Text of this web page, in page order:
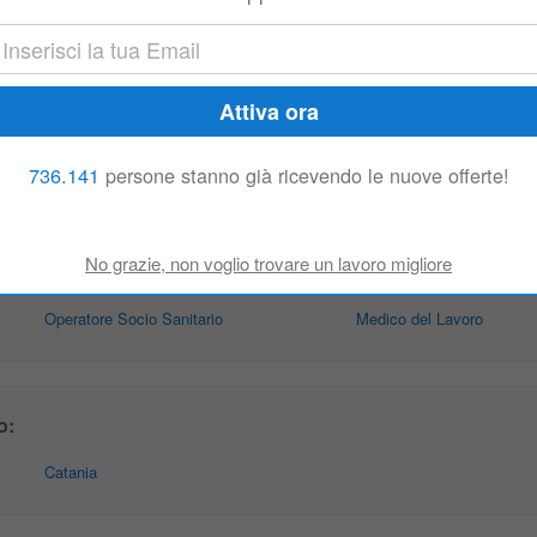
di: • Gestire e supervisionare l'intero ciclo produttivo, dal ricevimento...
Informatore Scientifico
Operatore Socio Sanitario
Ospedale
Medico del Lavoro
Catania
736.141 persone stanno già ricevendo le nuove offerte!